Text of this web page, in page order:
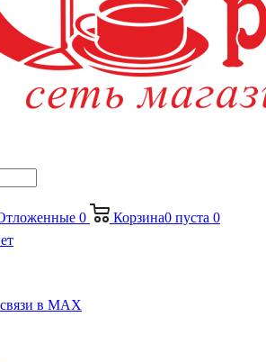
0 Корзина0 пуста 0
связи в МАХ